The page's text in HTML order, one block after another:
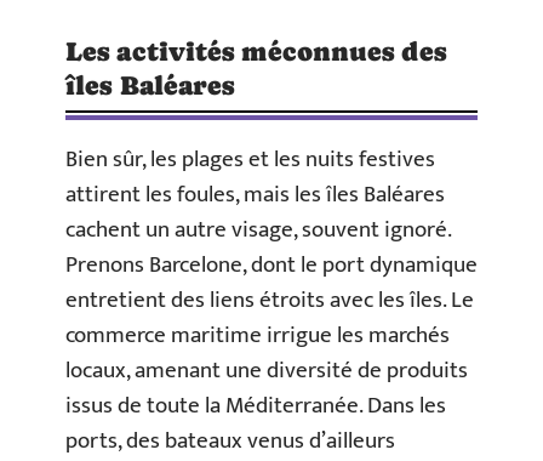
Les activités méconnues des
îles Baléares
Bien sûr, les plages et les nuits festives
attirent les foules, mais les îles Baléares
cachent un autre visage, souvent ignoré.
Prenons Barcelone, dont le port dynamique
entretient des liens étroits avec les îles. Le
commerce maritime irrigue les marchés
locaux, amenant une diversité de produits
issus de toute la Méditerranée. Dans les
ports, des bateaux venus d’ailleurs